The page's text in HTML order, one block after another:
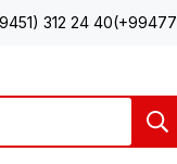
312 24 40